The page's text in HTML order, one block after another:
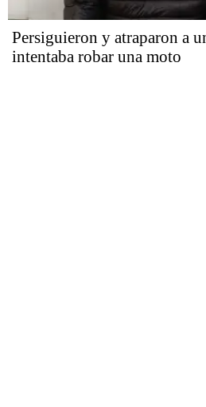
Persiguieron y atraparon a
intentaba robar una moto